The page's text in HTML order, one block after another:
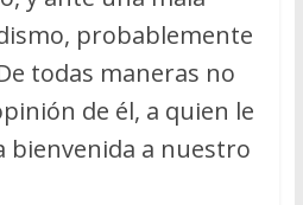
probablemente
todas maneras no
de él, a quien le
bienvenida a nuestro